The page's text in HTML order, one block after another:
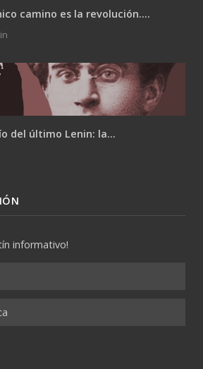
camino es la revolución....
del último Lenin: la...
informativo!